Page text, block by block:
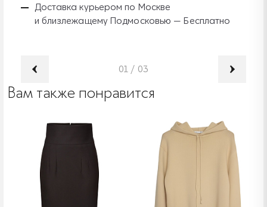
Доставка курьером по Москве
и близлежащему Подмосковью — Бесплатно
01 / 03
Вам также понравится